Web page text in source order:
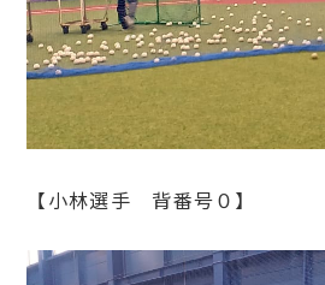
【小林選手 背番号０】